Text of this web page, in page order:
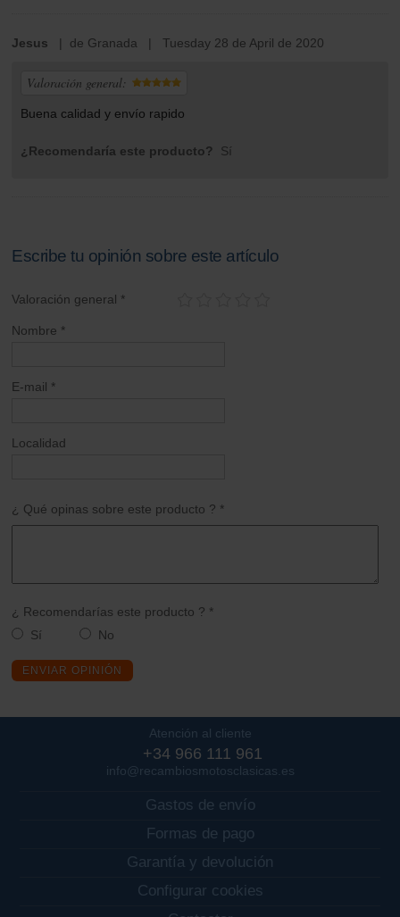
Jesus | de Granada | Tuesday 28 de April de 2020
Valoración general:
Buena calidad y envío rapido
¿Recomendaría este producto? Sí
Escribe tu opinión sobre este artículo
Valoración general *
Nombre *
E-mail *
Localidad
¿ Qué opinas sobre este producto ? *
¿ Recomendarías este producto ? *
Sí
No
ENVIAR OPINIÓN
Atención al cliente
+34 966 111 961
info@recambiosmotosclasicas.es
Gastos de envío
Formas de pago
Garantía y devolución
Configurar cookies